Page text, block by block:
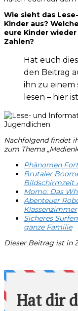
Wie sieht das
Kinder aus?
eure Kinder
Zahlen?
Hat euch
den Beitrag
ihn zu einem
lesen – hier
Nachfolgend findet
zum Thema
Phänomen
Brutaler
Bildschirmzeit
Momo: Das
Abenteuer
Klassenzimmer
Sicheres
ganze Familie
Dieser Beitrag ist in